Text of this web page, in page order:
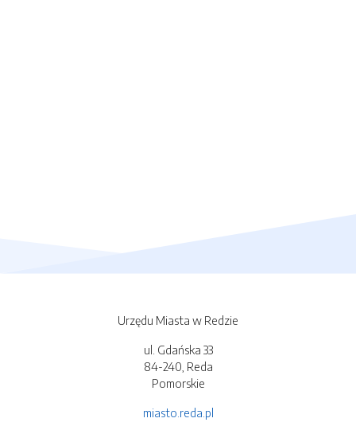
Urzędu Miasta w Redzie
ul. Gdańska 33
84-240, Reda
Pomorskie
miasto.reda.pl